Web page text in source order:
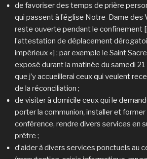
de favoriser des temps de prière
qui passent à l’église Notre-Dame des
reste ouverte pendant le confinement
l’attestation de déplacement
impérieux »] ; par exemple le Saint
exposé durant la matinée du samedi
que j’y accueillerai ceux qui veulent
de la réconciliation ;
de visiter à domicile ceux qui le
porter la communion, installer et former
conférence, rendre divers services en
prêtre ;
d’aider à divers services ponctuels au